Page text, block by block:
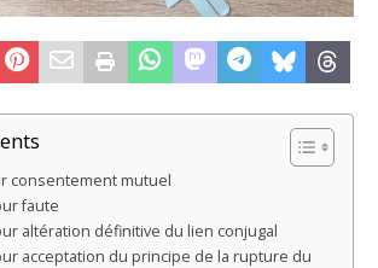
consentement mutuel
faute
altération définitive du lien conjugal
acceptation du principe de la rupture du